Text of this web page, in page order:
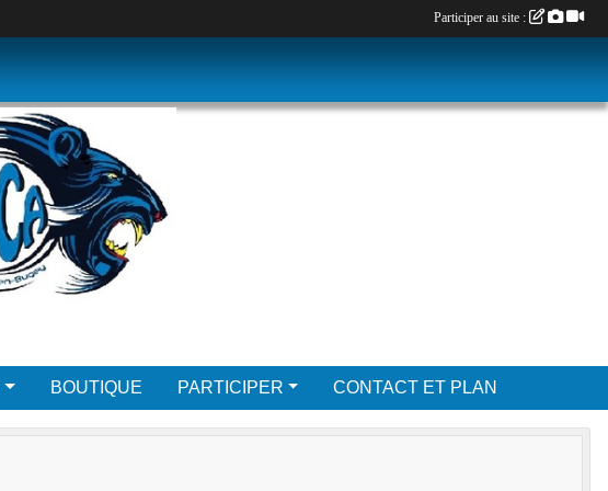
BOUTIQUE PARTICIPER CONTACT ET PLAN
Participer au site :